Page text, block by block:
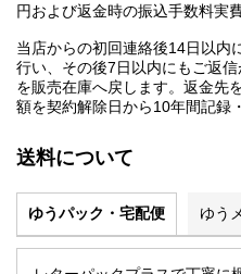
円および返金時の振込手数料実
当店からの初回連絡後14日以内
行い、その後7日以内にもご返
を販売在庫へ戻します。返金先
額を契約解除日から10年間記録
送料について
ゆうパック・宅配便 ゆう